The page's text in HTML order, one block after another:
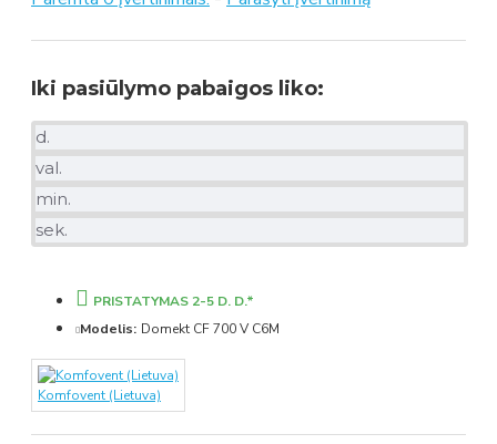
Iki pasiūlymo pabaigos liko:
d.
val.
min.
sek.
PRISTATYMAS 2-5 D. D.*
Modelis: Domekt CF 700 V C6M
Komfovent (Lietuva)